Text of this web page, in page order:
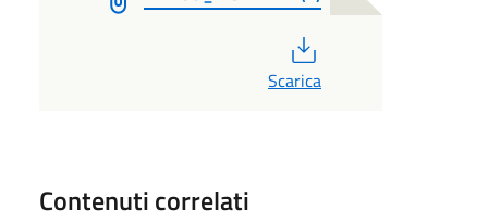
Scarica
Contenuti correlati